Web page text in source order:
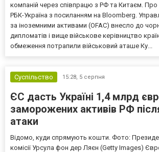
компаній через співпрацю з РФ та Китаєм.
РБК-Україна з посиланням на Bloomberg.
за іноземними активами (OFAC) внесло до
дипломатів і вище військове керівництво
обмеження потрапили військовий аташе Ку...
Суспільство 15:28, 5 серпня
ЄС дасть Україні 1,4 млрд
заморожених активів РФ
атаки
Відомо, куди спрямують кошти. Фото:
комісії Урсула фон дер Ляєн (Getty Images)